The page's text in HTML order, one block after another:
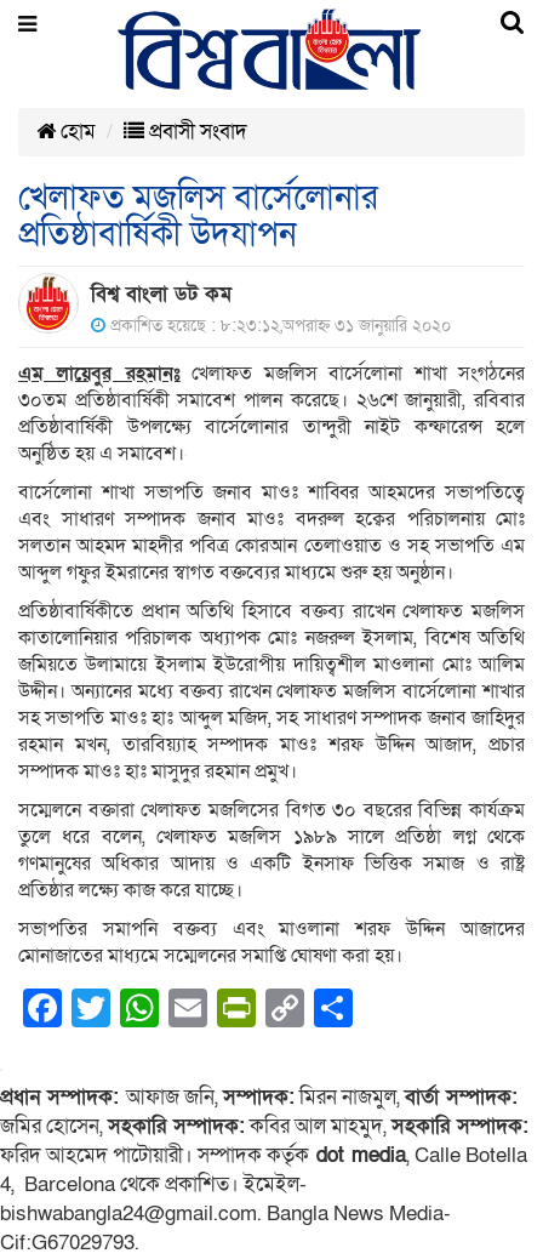
হোম প্রবাসী সংবাদ
খেলাফত মজলিস বার্সেলোনার
প্রতিষ্ঠাবার্ষিকী উদযাপন
বিশ্ব বাংলা ডট কম
প্রকাশিত হয়েছে : ৮:২৩:১২,অপরাহ্ন ৩১ জানুয়ারি ২০২০
এম লায়েবুর রহমানঃখেলাফত মজলিস বার্সেলোনা শাখা সংগঠনের
৩০তম প্রতিষ্ঠাবার্ষিকী সমাবেশ পালন করেছে। ২৬শে জানুয়ারী, রবিবার
প্রতিষ্ঠাবার্ষিকী উপলক্ষ্যে বার্সেলোনার তান্দুরী নাইট কন্ফারেন্স হলে
অনুষ্ঠিত হয় এ সমাবেশ।
বার্সেলোনা শাখা সভাপতি জনাব মাওঃ শাব্বির আহমদের সভাপতিত্বে
এবং সাধারণ সম্পাদক জনাব মাওঃ বদরুল হক্বের পরিচালনায় মোঃ
সলতান আহমদ মাহদীর পবিত্র কোরআন তেলাওয়াত ও সহ সভাপতি এম
আব্দুল গফুর ইমরানের স্বাগত বক্তব্যের মাধ্যমে শুরু হয় অনুষ্ঠান।
প্রতিষ্ঠাবার্ষিকীতে প্রধান অতিথি হিসাবে বক্তব্য রাখেন খেলাফত মজলিস
কাতালোনিয়ার পরিচালক অধ্যাপক মোঃ নজরুল ইসলাম, বিশেষ অতিথি
জমিয়তে উলামায়ে ইসলাম ইউরোপীয় দায়িত্বশীল মাওলানা মোঃ আলিম
উদ্দীন। অন্যানের মধ্যে বক্তব্য রাখেন খেলাফত মজলিস বার্সেলোনা শাখার
সহ সভাপতি মাওঃ হাঃ আব্দুল মজিদ, সহ সাধারণ সম্পাদক জনাব জাহিদুর
রহমান মখন, তারবিয়্যাহ সম্পাদক মাওঃ শরফ উদ্দিন আজাদ, প্রচার
সম্পাদক মাওঃ হাঃ মাসুদুর রহমান প্রমুখ।
সম্মেলনে বক্তারা খেলাফত মজলিসের বিগত ৩০ বছরের বিভিন্ন কার্যক্রম
তুলে ধরে বলেন, খেলাফত মজলিস ১৯৮৯ সালে প্রতিষ্ঠা লগ্ন থেকে
গণমানুষের অধিকার আদায় ও একটি ইনসাফ ভিত্তিক সমাজ ও রাষ্ট্র
প্রতিষ্ঠার লক্ষ্যে কাজ করে যাচ্ছে।
সভাপতির সমাপনি বক্তব্য এবং মাওলানা শরফ উদ্দিন আজাদের
মোনাজাতের মাধ্যমে সম্মেলনের সমাপ্তি ঘোষণা করা হয়।
Facebook
Twitter
WhatsApp
EmailPrintFriendly
Copy
প্রধান সম্পাদক:আফাজ জনি,সম্পাদক:মিরন নাজমুল,বার্তা সম্পাদক:
জমির হোসেন,সহকারি সম্পাদক:কবির আল মাহমুদ,সহকারি সম্পাদক:
ফরিদ আহমেদ পাটোয়ারী। সম্পাদক কর্তৃক dot media, Calle Botella
4, Barcelona থেকে প্রকাশিত। ইমেইল-
bishwabangla24@gmail.com. Bangla News Media-
Cif:G67029793.